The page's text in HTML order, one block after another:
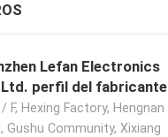
Lefan Electronics
Ltd. perfil del fabricante
/ F, Hexing Factory, Hengnan
Gushu Community, Xixiang